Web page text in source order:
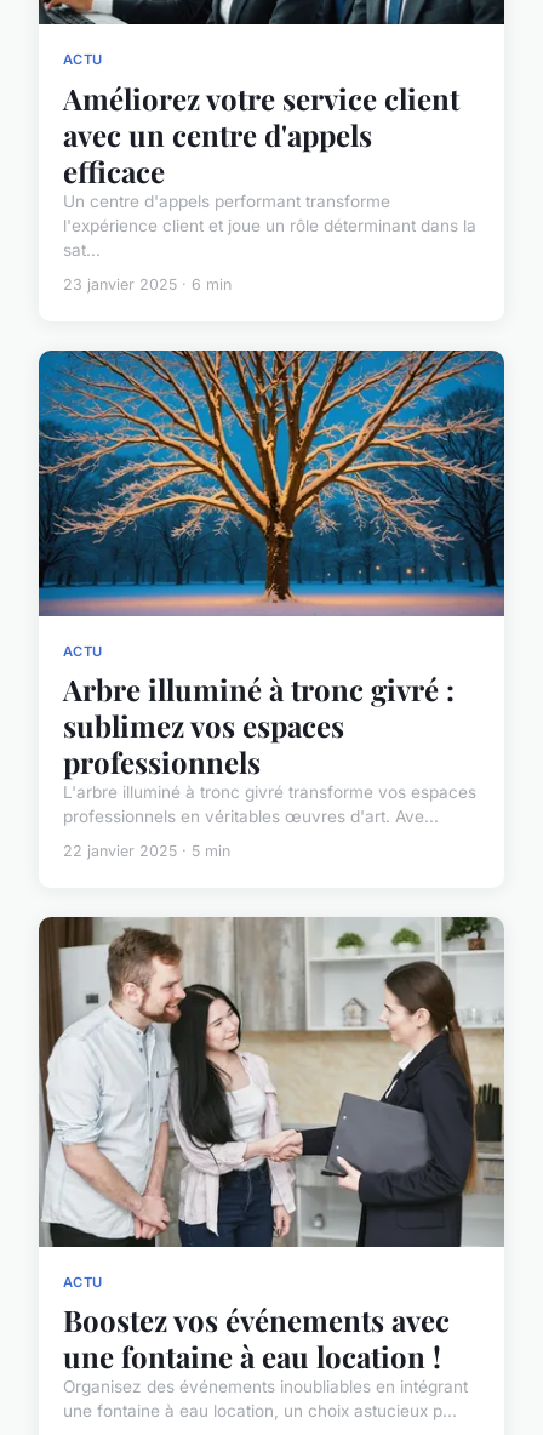
ACTU
Améliorez votre service client
avec un centre d'appels
efficace
Un centre d'appels performant transforme
l'expérience client et joue un rôle déterminant dans la
sat...
23 janvier 2025 · 6 min
ACTU
Arbre illuminé à tronc givré :
sublimez vos espaces
professionnels
L'arbre illuminé à tronc givré transforme vos espaces
professionnels en véritables œuvres d'art. Ave...
22 janvier 2025 · 5 min
ACTU
Boostez vos événements avec
une fontaine à eau location !
Organisez des événements inoubliables en intégrant
une fontaine à eau location, un choix astucieux p...